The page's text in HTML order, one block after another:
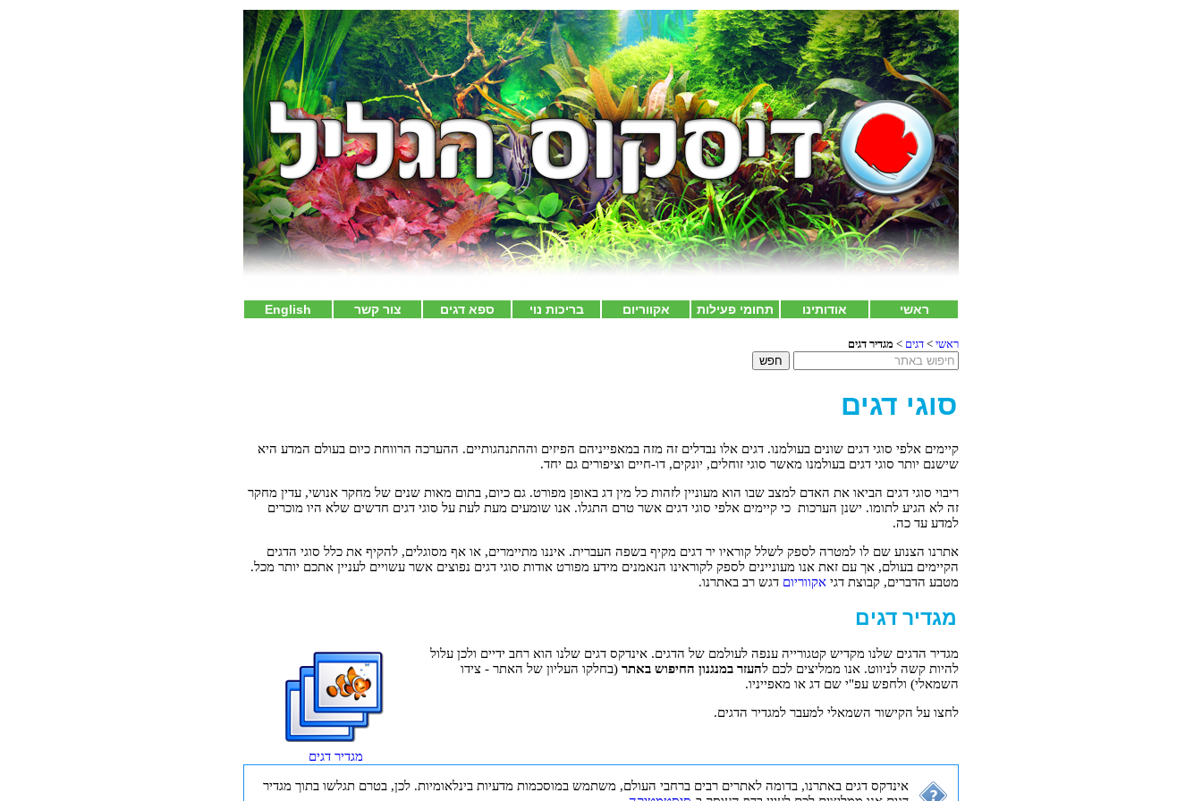
ראשי אודותינו תחומי פעילות אקווריום בריכות נוי ספא דגים צור קשר English
ראשי > דגים > מגדיר דגים
סוגי דגים
קיימים אלפי סוגי דגים שונים בעולמנו. דגים אלו נבדלים זה מזה במאפייניהם הפיזים וההתנהגותיים. ההערכה הרווחת כיום בעולם המדע היא
שישנם יותר סוגי דגים בעולמנו מאשר סוגי זוחלים, יונקים, דו-חיים וציפורים גם יחד.
ריבוי סוגי דגים הביאו את האדם למצב שבו הוא מעוניין לזהות כל מין דג באופן מפורט. גם כיום, בתום מאות שנים של מחקר אנושי, עדין מחקר
זה לא הגיע לתומו. ישנן הערכות כי קיימים אלפי סוגי דגים אשר טרם התגלו. אנו שומעים מעת לעת על סוגי דגים חדשים שלא היו מוכרים
למדע עד כה.
אתרנו הצנוע שם לו למטרה לספק לשלל קוראיו יר דגים מקיף בשפה העברית. איננו מתיימרים, או אף מסוגלים, להקיף את כלל סוגי הדגים
הקיימים בעולם, אך עם זאת אנו מעוניינים לספק לקוראינו הנאמנים מידע מפורט אודות סוגי דגים נפוצים אשר עשויים לעניין אתכם יותר מכל.
מטבע הדברים, קבוצת דגי אקווריום דגש רב באתרנו.
מגדיר דגים
מגדיר דגים
מגדיר הדגים שלנו מקדיש קטגורייה ענפה לעולמם של הדגים. אינדקס דגים שלנו הוא רחב ידיים ולכן עלול
להיות קשה לניווט. אנו ממליצים לכם להעזר במנגנון החיפוש באתר (בחלקו העליון של האתר - צידו
השמאלי) ולחפש עפ"י שם דג או מאפייניו.
לחצו על הקישור השמאלי למעבר למגדיר הדגים.
אינדקס דגים באתרנו, בדומה לאתרים רבים ברחבי העולם, משתמש במוסכמות מדעיות בינלאומיות. לכן, בטרם תגלשו בתוך מגדיר